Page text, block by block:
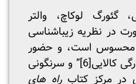
گئورگ لوکاچ، والتر
در نظریه زیباشناسی
محسوس است، و حضور
کالایی[6] ” و سرنگونی
در مرکز کتابراه های